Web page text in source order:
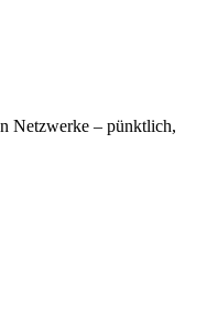
Netzwerke – pünktlich,